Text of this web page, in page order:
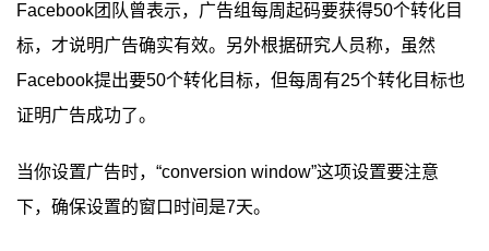
Facebook团队曾表示，广告组每周起码要获得50个转化目
标，才说明广告确实有效。另外根据研究人员称，虽然
Facebook提出要50个转化目标，但每周有25个转化目标也
证明广告成功了。
当你设置广告时，“conversion window”这项设置要注意
下，确保设置的窗口时间是7天。